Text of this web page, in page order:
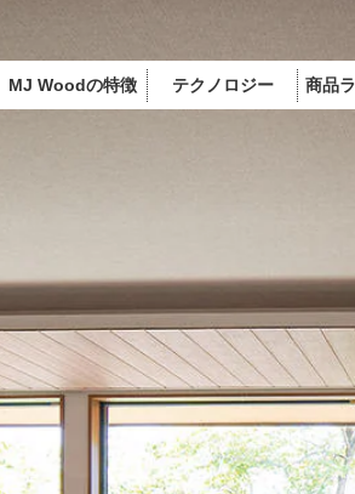
MJ Woodの特徴 テクノロジー 商品